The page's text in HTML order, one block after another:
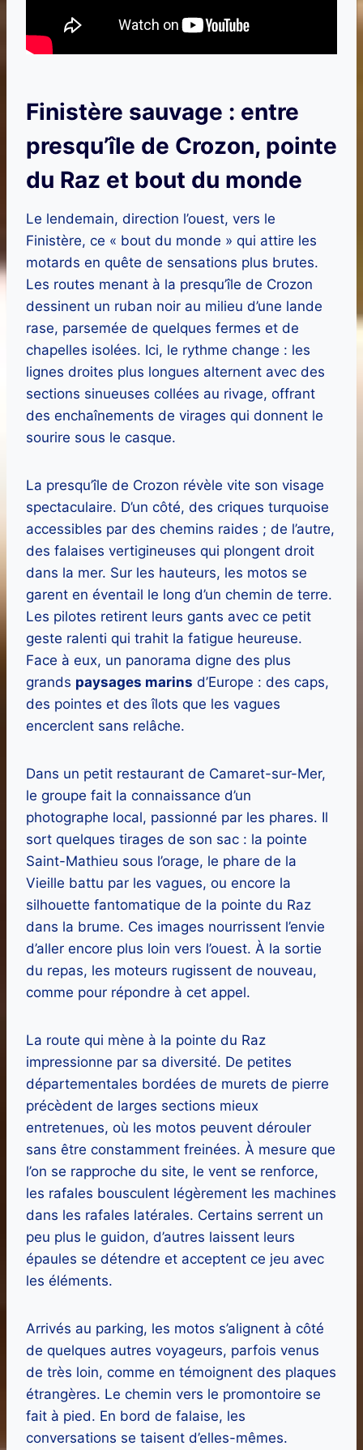
Finistère sauvage : entre
presqu’île de Crozon, pointe
du Raz et bout du monde
Le lendemain, direction l’ouest, vers le
Finistère, ce « bout du monde » qui attire les
motards en quête de sensations plus brutes.
Les routes menant à la presqu’île de Crozon
dessinent un ruban noir au milieu d’une lande
rase, parsemée de quelques fermes et de
chapelles isolées. Ici, le rythme change : les
lignes droites plus longues alternent avec des
sections sinueuses collées au rivage, offrant
des enchaînements de virages qui donnent le
sourire sous le casque.
La presqu’île de Crozon révèle vite son visage
spectaculaire. D’un côté, des criques turquoise
accessibles par des chemins raides ; de l’autre,
des falaises vertigineuses qui plongent droit
dans la mer. Sur les hauteurs, les motos se
garent en éventail le long d’un chemin de terre.
Les pilotes retirent leurs gants avec ce petit
geste ralenti qui trahit la fatigue heureuse.
Face à eux, un panorama digne des plus
grands paysages marins d’Europe : des caps,
des pointes et des îlots que les vagues
encerclent sans relâche.
Dans un petit restaurant de Camaret-sur-Mer,
le groupe fait la connaissance d’un
photographe local, passionné par les phares. Il
sort quelques tirages de son sac : la pointe
Saint-Mathieu sous l’orage, le phare de la
Vieille battu par les vagues, ou encore la
silhouette fantomatique de la pointe du Raz
dans la brume. Ces images nourrissent l’envie
d’aller encore plus loin vers l’ouest. À la sortie
du repas, les moteurs rugissent de nouveau,
comme pour répondre à cet appel.
La route qui mène à la pointe du Raz
impressionne par sa diversité. De petites
départementales bordées de murets de pierre
précèdent de larges sections mieux
entretenues, où les motos peuvent dérouler
sans être constamment freinées. À mesure que
l’on se rapproche du site, le vent se renforce,
les rafales bousculent légèrement les machines
dans les rafales latérales. Certains serrent un
peu plus le guidon, d’autres laissent leurs
épaules se détendre et acceptent ce jeu avec
les éléments.
Arrivés au parking, les motos s’alignent à côté
de quelques autres voyageurs, parfois venus
de très loin, comme en témoignent des plaques
étrangères. Le chemin vers le promontoire se
fait à pied. En bord de falaise, les
conversations se taisent d’elles-mêmes.